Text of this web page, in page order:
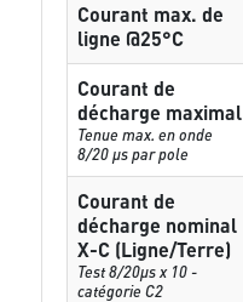
Courant max. de
ligne @25°C
Courant de
décharge maximal
Tenue max. en onde
8/20 µs par pole
Courant de
décharge nominal
X-C (Ligne/Terre)
Test 8/20µs x 10 -
catégorie C2